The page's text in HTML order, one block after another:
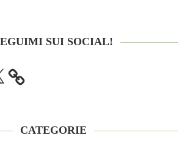
SUI SOCIAL!
CATEGORIE